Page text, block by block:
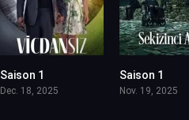
Saison 1
Dec. 18, 2025
Saison 1
Nov. 19, 2025